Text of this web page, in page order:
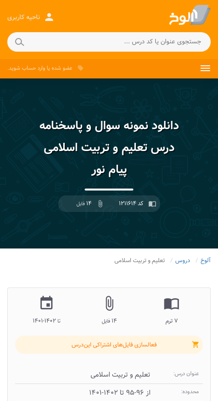
person ناحیه کاربری
local_offer عضو شده یاوارد حساب شوید.
دانلود نمونه سوال و پاسخنامه
درس تعلیم و تربیت اسلامی
پیام نور
import_contacts کد ۱۲۱۱۶۱۴ attach_file ۱۴ فایل
آلوخ دروس تعلیم و تربیت اسلامی
import_contacts
۷ ترم
attach_file
۱۴ فایل
insert_invitation
تا۱۴۰۲-۱۴۰۱
shopping_cart فعالسازی فایل‌های اشتراکی این‌درس
عنوان درس: تعلیم و تربیت اسلامی
محدوده: از ۹۶-۹۵ تا ۱۴۰۲-۱۴۰۱